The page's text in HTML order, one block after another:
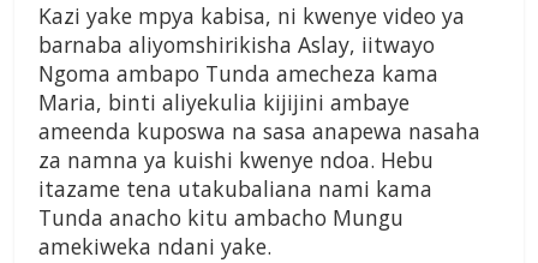
Kazi yake mpya kabisa, ni kwenye video ya
barnaba aliyomshirikisha Aslay, iitwayo
Ngoma ambapo Tunda amecheza kama
Maria, binti aliyekulia kijijini ambaye
ameenda kuposwa na sasa anapewa nasaha
za namna ya kuishi kwenye ndoa. Hebu
itazame tena utakubaliana nami kama
Tunda anacho kitu ambacho Mungu
amekiweka ndani yake.